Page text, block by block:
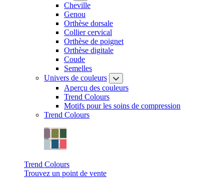
Cheville
Genou
Orthèse dorsale
Collier cervical
Orthèse de poignet
Orthèse digitale
Coude
Semelles
Univers de couleurs
Aperçu des couleurs
Trend Colours
Motifs pour les soins de compression
Trend Colours
Trend Colours
Trouvez un point de vente